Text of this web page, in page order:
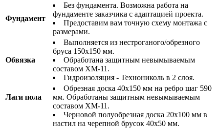
Фундамент
Без фундамента. Возможна работа на
фундаменте заказчика с адаптацией проекта.
Предоставим вам точную схему монтажа с
размерами.
Обвязка
Выполняется из нестроганого/обрезного
бруса 150х150 мм.
Обработана защитным невымываемым
составом ХМ-11.
Гидроизоляция - Технониколь в 2 слоя.
Лаги пола
Обрезная доска 40х150 мм на ребро шаг 590
мм. Обработаны защитным невымываемым
составом ХМ-11.
Черновой полуобрезная доска 20х100 мм в
настил на черепной брусок 40х50 мм.